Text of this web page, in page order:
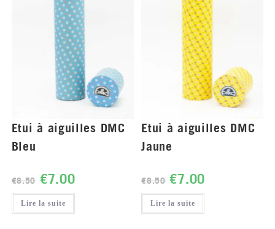
Etui à aiguilles DMC
Bleu
€8.50 €7.00
Lire la suite
Etui à aiguilles DMC
Jaune
€8.50 €7.00
Lire la suite